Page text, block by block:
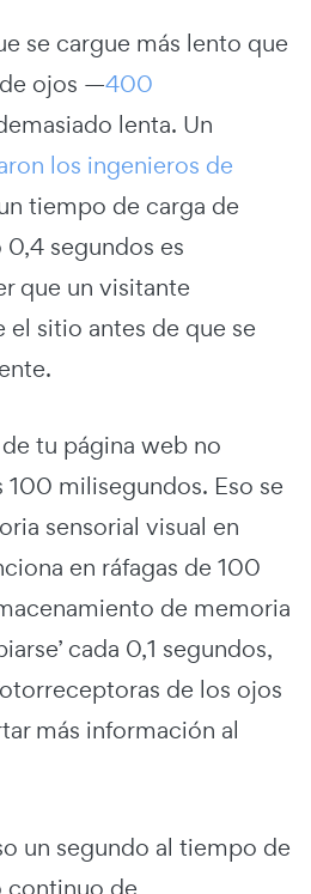
se cargue más lento que
ojos —400
lenta. Un
los ingenieros de
tiempo de carga de
segundos es
que un visitante
sitio antes de que se
tu página web no
100 milisegundos. Eso se
sensorial visual en
en ráfagas de 100
de memoria
cada 0,1 segundos,
de los ojos
más información al
un segundo al tiempo de
continuo de